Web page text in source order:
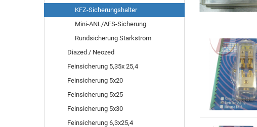
KFZ-Sicherungshalter
Mini-ANL/AFS-Sicherung
Rundsicherung Starkstrom
Diazed / Neozed
Feinsicherung 5,35x 25,4
Feinsicherung 5x20
Feinsicherung 5x25
Feinsicherung 5x30
Feinsicherung 6,3x25,4